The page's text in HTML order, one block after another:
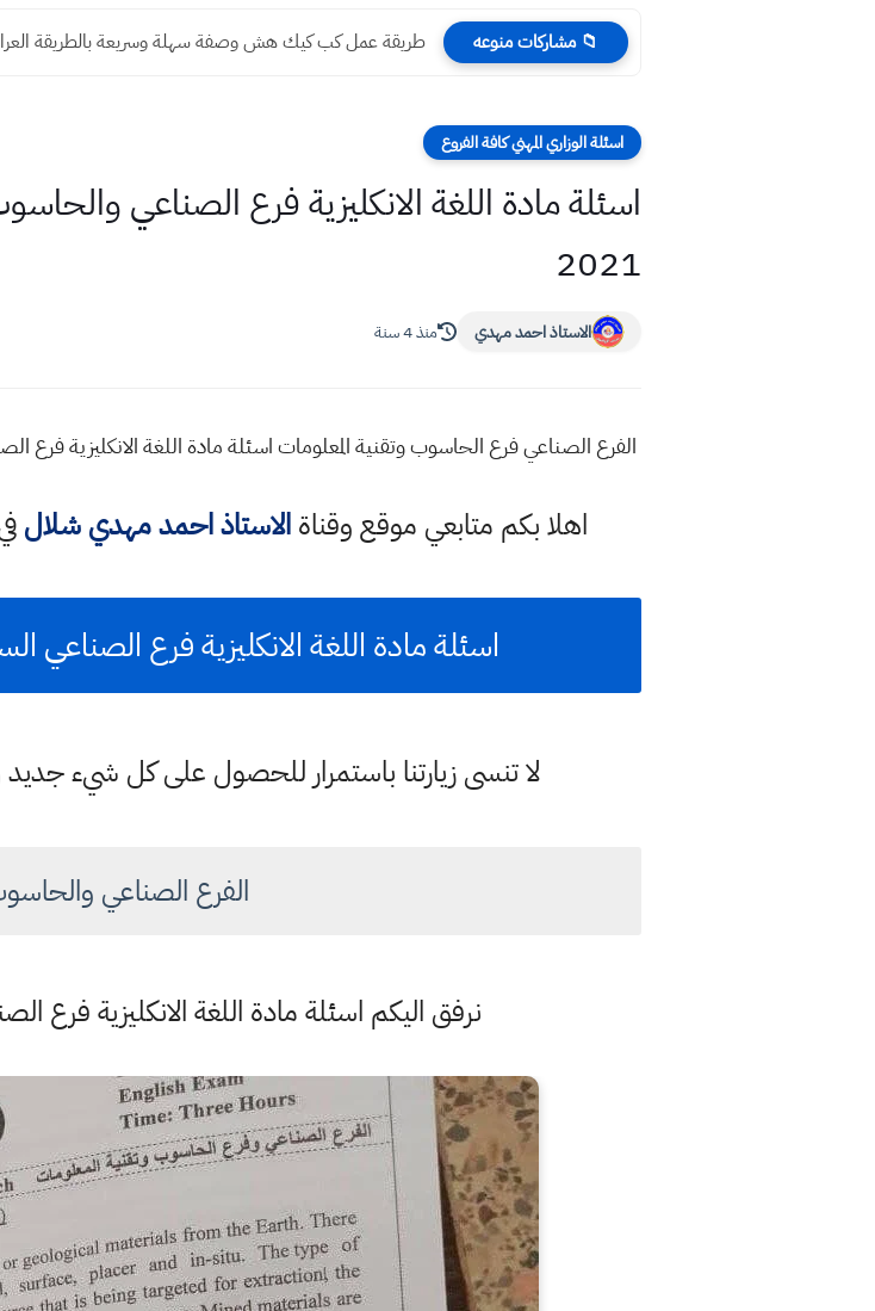
📁 مشاركات منوعه طريقة عمل كب كيك هش وصفة سهلة وسريعة بالطريقة
اسئلة الوزاري المهني كافة الفروع
اسئلة مادة اللغة الانكليزية فرع الصناعي
2021
الاستاذ احمد مهدي منذ 4 سنة
الفرع الصناعي فرع الحاسوب وتقنية المعلومات اسئلة مادة اللغة الانكليزية فرع
اهلا بكم متابعي موقع وقناةالاستاذ احمد مهدي شلال
اسئلة مادة اللغة الانكليزية فرع الصناعي
لا تنسى زيارتنا باستمرار للحصول على كل شيء
الفرع الصناعي
نرفق اليكم اسئلة مادة اللغة الانكليزية فرع